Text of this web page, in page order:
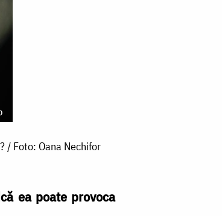
/ Foto: Oana Nechifor
ea poate pro­voca